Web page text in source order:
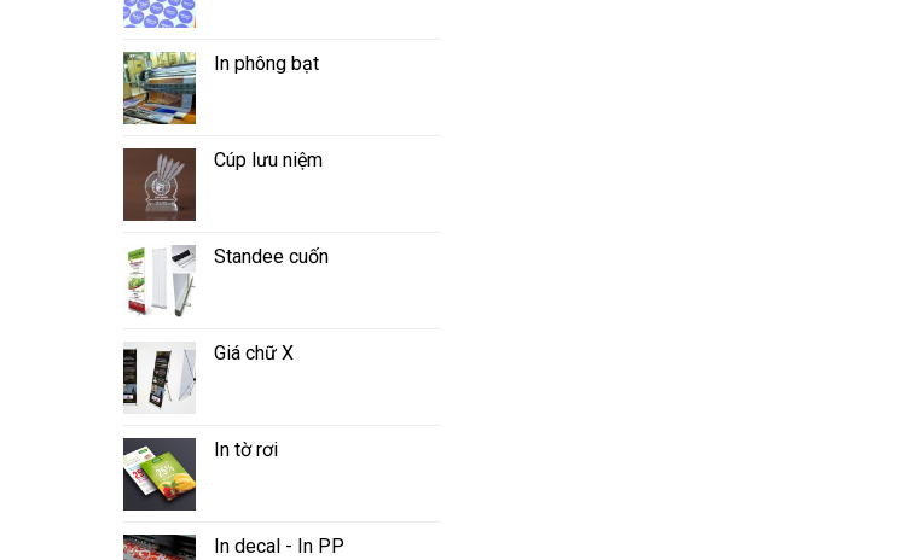
In phông bạt
Cúp lưu niệm
Standee cuốn
Giá chữ X
In tờ rơi
In decal - In PP